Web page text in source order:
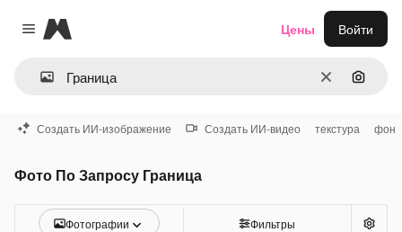
Close menu
Magnific
ОчиститьПоиск
Цены Войти
Создать ИИ-изображение Создать ИИ-видео текстура фон
Фото По Запросу Граница
Фотографии Фильтры